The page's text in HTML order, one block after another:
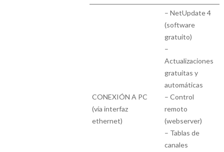
CONEXIÓN A PC
(vía interfaz
ethernet)
– NetUpdate 4
(software
gratuito)
–
Actualizaciones
gratuitas y
automáticas
– Control
remoto
(webserver)
– Tablas de
canales